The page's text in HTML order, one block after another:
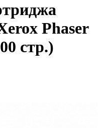
Phaser
стр.)